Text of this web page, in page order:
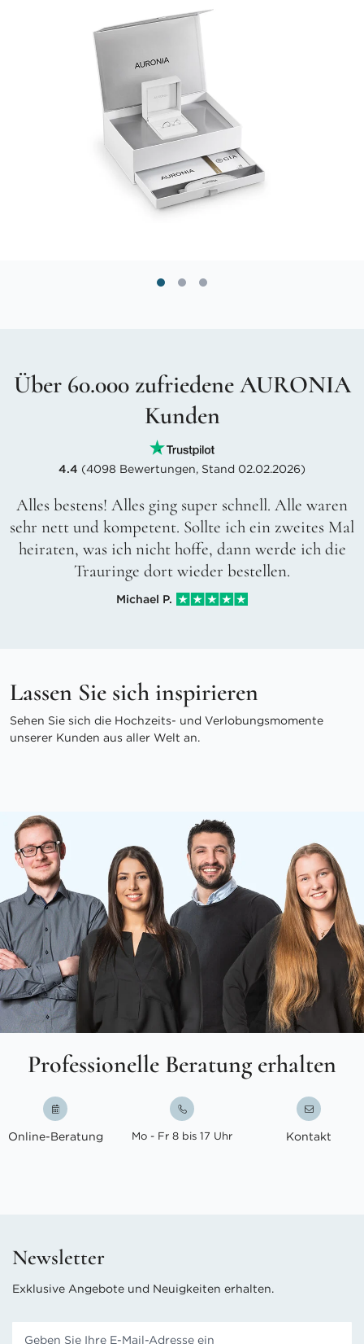
Über 60.000 zufriedene AURONIA
Kunden
4.4 (4098 Bewertungen, Stand 02.02.2026)
Alles bestens! Alles ging super schnell. Alle waren
sehr nett und kompetent. Sollte ich ein zweites Mal
heiraten, was ich nicht hoffe, dann werde ich die
Trauringe dort wieder bestellen.
Michael P.
Lassen Sie sich inspirieren
Sehen Sie sich die Hochzeits- und Verlobungsmomente
unserer Kunden aus aller Welt an.
Professionelle Beratung erhalten
Online-Beratung Mo - Fr 8 bis 17 Uhr Kontakt
Newsletter
Exklusive Angebote und Neuigkeiten erhalten.